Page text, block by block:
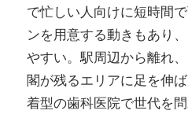
で忙しい人向けに短時間
ンを用意する動きもあり
やすい。駅周辺から離れ
閣が残るエリアに足を伸
着型の歯科医院で世代を